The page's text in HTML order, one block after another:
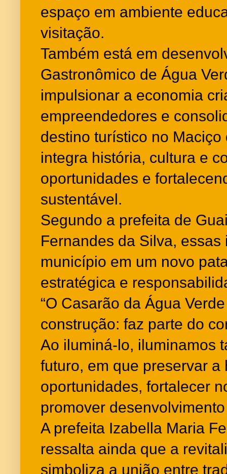
espaço em ambiente
visitação.
Também está em
Gastronômico de Água
impulsionar a economia
empreendedores e
destino turístico no Maciço
integra história, cultura e
oportunidades e
sustentável.
Segundo a prefeita de
Fernandes da Silva,
município em um novo
estratégica e
“O Casarão da Água
construção: faz parte do
Ao iluminá-lo, iluminamos
futuro, em que preservar
oportunidades, fortalecer
promover
A prefeita Izabella Maria
ressalta ainda que a
simboliza a união entre